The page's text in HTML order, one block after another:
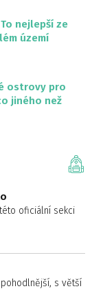
nejlepší ze
území
ostrovy pro
jiného než
oficiální sekci
s větší